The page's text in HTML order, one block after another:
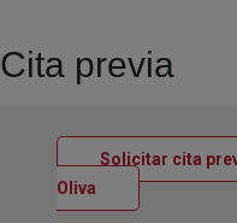
Cita previa
Solicitar cita
Oliva Ventana nueva